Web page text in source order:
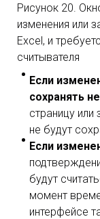
Рисунок 20.
изменения или
Excel, и
считывателя
Если
сохранять
страницу или
не будут
Если
будут
момент
интерфейсе